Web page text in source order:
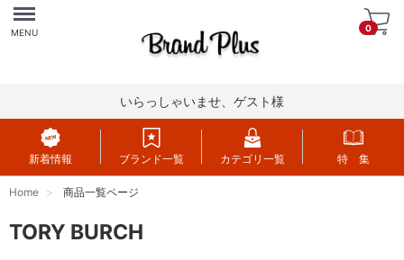
Menu
MENU 0
いらっしゃいませ、ゲスト様
新着情報 ブランド一覧 カテゴリ一覧 特 集
Home 商品一覧ページ
TORY BURCH